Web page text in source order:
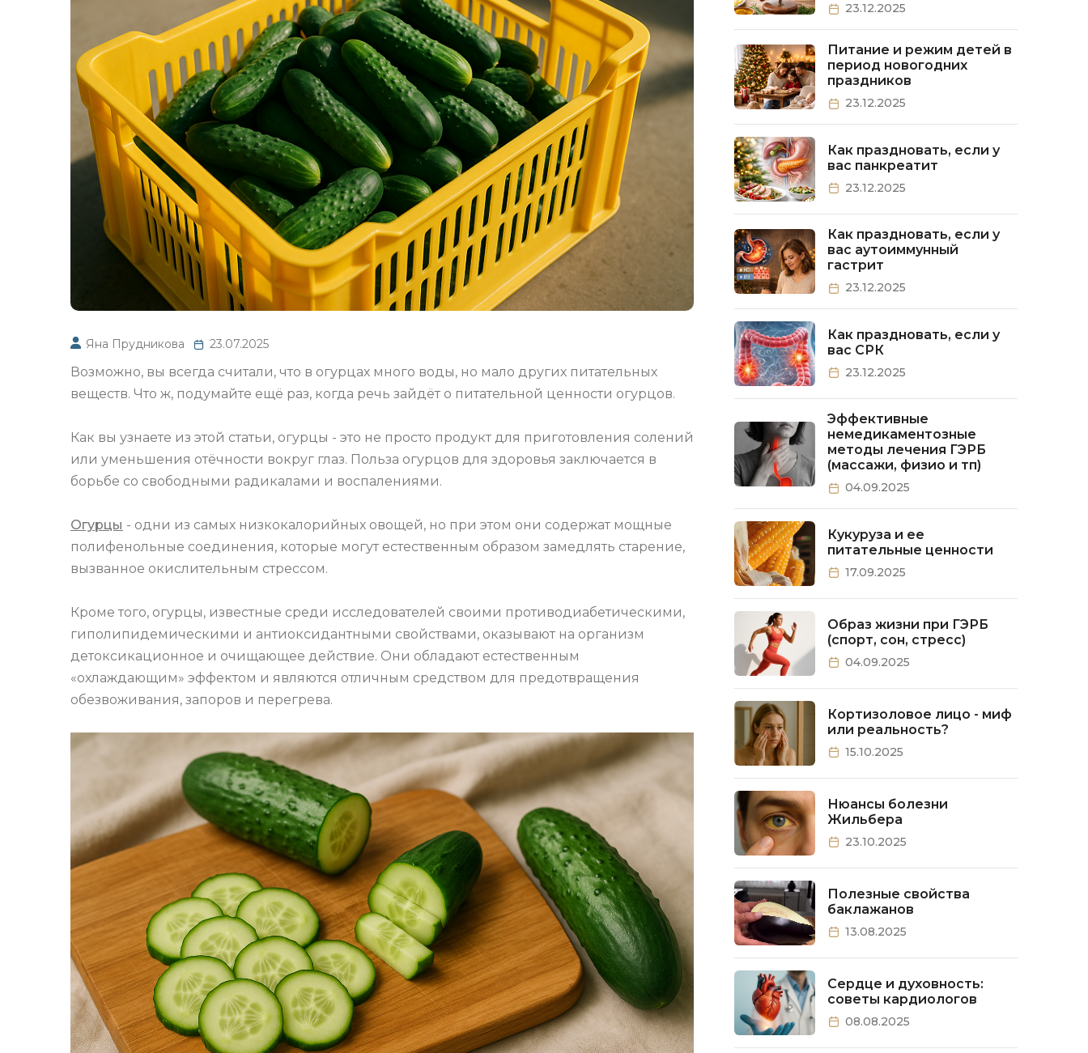
Яна Прудникова 23.07.2025
Возможно, вы всегда считали, что в огурцах много воды, но мало других питательных
веществ. Что ж, подумайте ещё раз, когда речь зайдёт о питательной ценности огурцов.
Как вы узнаете из этой статьи, огурцы - это не просто продукт для приготовления солений
или уменьшения отёчности вокруг глаз. Польза огурцов для здоровья заключается в
борьбе со свободными радикалами и воспалениями.
Огурцы - одни из самых низкокалорийных овощей, но при этом они содержат мощные
полифенольные соединения, которые могут естественным образом замедлять старение,
вызванное окислительным стрессом.
Кроме того, огурцы, известные среди исследователей своими противодиабетическими,
гиполипидемическими и антиоксидантными свойствами, оказывают на организм
детоксикационное и очищающее действие. Они обладают естественным
«охлаждающим» эффектом и являются отличным средством для предотвращения
обезвоживания, запоров и перегрева.
23.12.2025
Питание и режим детей в
период новогодних
праздников
23.12.2025
Как праздновать, если у
вас панкреатит
23.12.2025
Как праздновать, если у
вас аутоиммунный
гастрит
23.12.2025
Как праздновать, если у
вас СРК
23.12.2025
Эффективные
немедикаментозные
методы лечения ГЭРБ
(массажи, физио и тп)
04.09.2025
Кукуруза и ее
питательные ценности
17.09.2025
Образ жизни при ГЭРБ
(спорт, сон, стресс)
04.09.2025
Кортизоловое лицо - миф
или реальность?
15.10.2025
Нюансы болезни
Жильбера
23.10.2025
Полезные свойства
баклажанов
13.08.2025
Сердце и духовность:
советы кардиологов
08.08.2025